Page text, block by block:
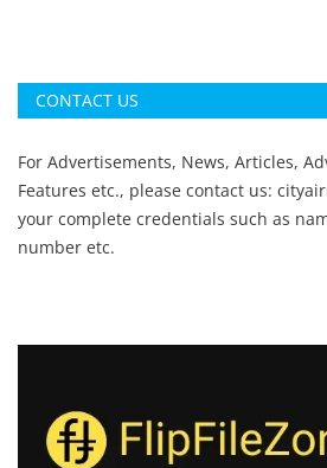
CONTACT US
For Advertisements, News, Articles,
Features etc., please contact us:
your complete credentials such as
number etc.